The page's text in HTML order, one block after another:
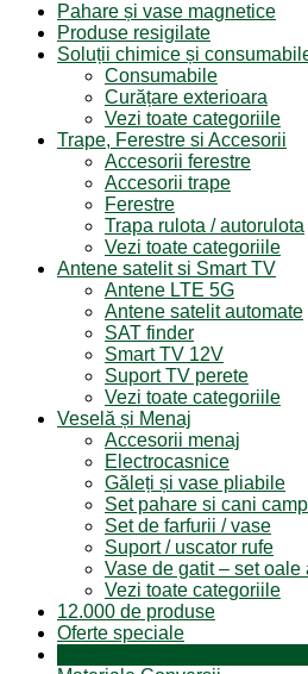
Pahare și vase magnetice
Produse resigilate
Soluții chimice și
Consumabile
Curățare exterioara
Vezi toate categoriile
Trape, Ferestre si Accesorii
Accesorii ferestre
Accesorii trape
Ferestre
Trapa rulota / autorulota
Vezi toate categoriile
Antene satelit si Smart TV
Antene LTE 5G
Antene satelit automate
SAT finder
Smart TV 12V
Suport TV perete
Vezi toate categoriile
Veselă și Menaj
Accesorii menaj
Electrocasnice
Găleți și vase pliabile
Set pahare si cani
Set de farfurii / vase
Suport / uscator rufe
Vase de gatit – set oale
Vezi toate categoriile
12.000 de produse
Oferte speciale